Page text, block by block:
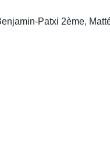
Patxi 2ème,